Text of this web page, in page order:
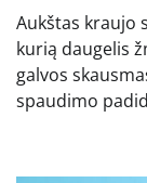
Aukštas kraujo
kurią daugelis
galvos
spaudimo